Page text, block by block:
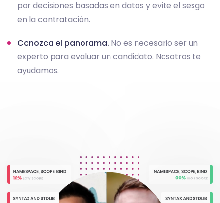
por decisiones basadas en datos y evite el sesgo
en la contratación.
Conozca el panorama. No es necesario ser un
experto para evaluar un candidato. Nosotros te
ayudamos.